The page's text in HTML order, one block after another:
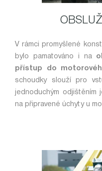
V rámci promyšlené
bylo pamatováno i na
přístup do
schoudky slouží pro
jednoduchým odjištěním
na připravené úchyty u